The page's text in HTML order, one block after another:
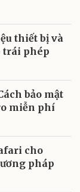
thiết bị và
trái phép
bảo mật
miễn phí
cho
pháp